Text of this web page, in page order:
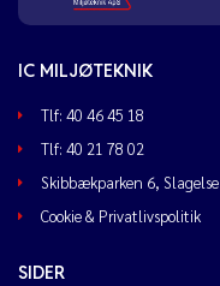
IC MILJØTEKNIK
Tlf: 40 46 45 18
Tlf: 40 21 78 02
Skibbækparken 6, Slagelse
Cookie & Privatlivspolitik
SIDER